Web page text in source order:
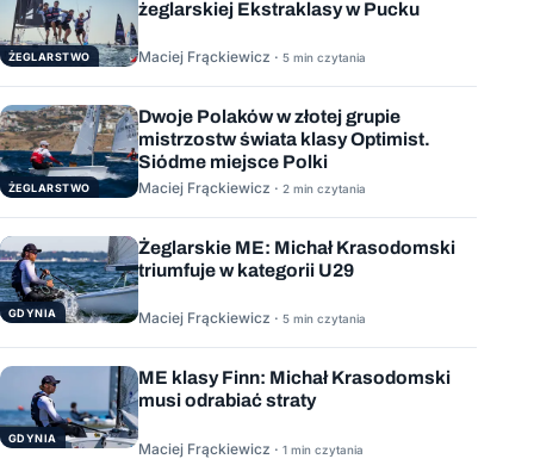
ŻEGLARSTWO
żeglarskiej Ekstraklasy w Pucku
Maciej Frąckiewicz · 5 min czytania
ŻEGLARSTWO
Dwoje Polaków w złotej grupie
mistrzostw świata klasy Optimist.
Siódme miejsce Polki
Maciej Frąckiewicz · 2 min czytania
GDYNIA
Żeglarskie ME: Michał Krasodomski
triumfuje w kategorii U29
Maciej Frąckiewicz · 5 min czytania
GDYNIA
ME klasy Finn: Michał Krasodomski
musi odrabiać straty
Maciej Frąckiewicz · 1 min czytania